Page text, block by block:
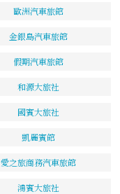
歐洲汽車旅館
金銀島汽車旅館
假期汽車旅館
和源大旅社
國賓大旅社
凱麗賓館
愛之旅商務汽車旅館
鴻賓大旅社